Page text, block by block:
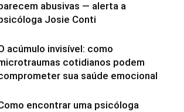
abusivas — alerta a
Josie Conti
acúmulo invisível: como
cotidianos podem
sua saúde emocional
encontrar uma psicóloga